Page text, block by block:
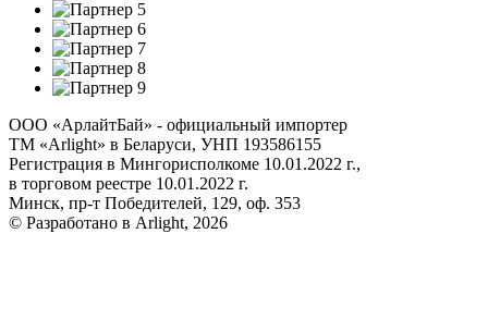
ООО «АрлайтБай» - официальный импортер
ТМ «Arlight» в Беларуси, УНП 193586155
Регистрация в Мингорисполкоме 10.01.2022 г.,
в торговом реестре 10.01.2022 г.
Минск, пр-т Победителей, 129, оф. 353
© Разработано в Arlight, 2026